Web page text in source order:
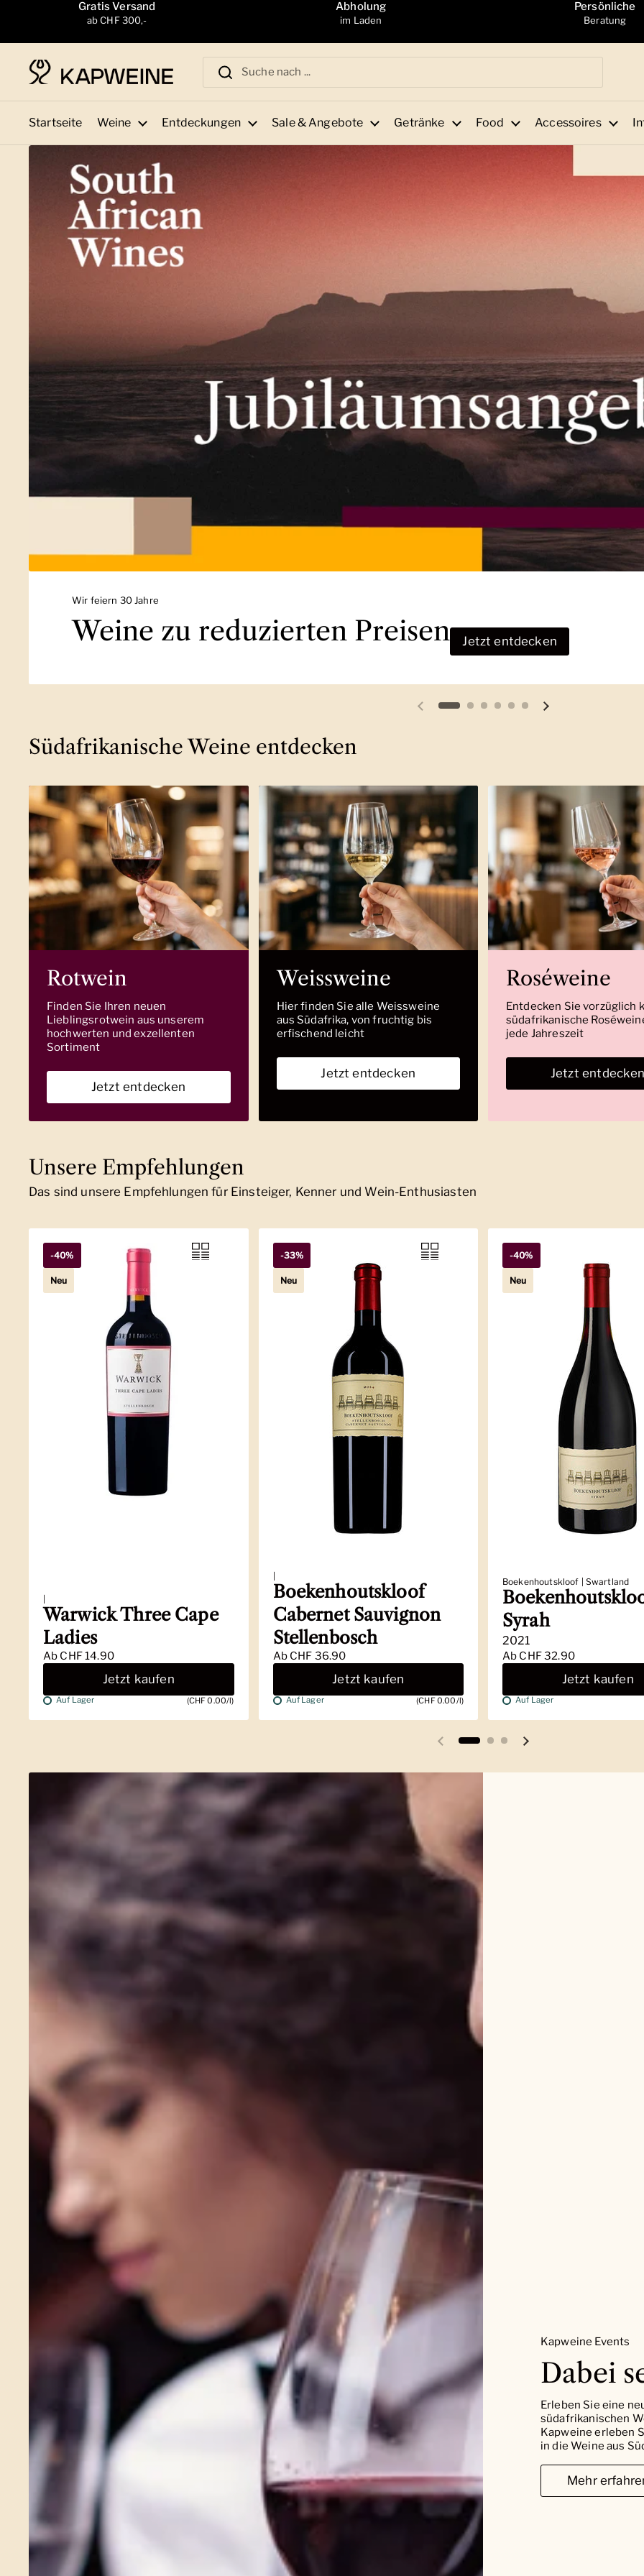
Zum Inhalt springenGratis Versand
ab CHF 300,-
Abholung
im Laden
Persönliche
Beratung
Startseite Weine Entdeckungen Sale & Angebote Getränke Food Accessoires
Wir feiern 30 Jahre
Weine zu reduzierten Preisen Jetzt entdecken
Vorherige Folie Nächste Folie
Südafrikanische Weine entdecken
Rotwein
Finden Sie Ihren neuen
Lieblingsrotwein aus unserem
hochwerten und exzellenten
Sortiment
Jetzt entdecken
Weissweine
Hier finden Sie alle Weissweine
aus Südafrika, von fruchtig bis
erfischend leicht
Jetzt entdecken
Roséweine
Entdecken Sie vorzüglich
südafrikanische
jede Jahreszeit
Jetzt
Unsere Empfehlungen
Das sind unsere Empfehlungen für Einsteiger, Kenner und Wein-Enthusiasten
|
Warwick Three Cape
Ladies
Ab CHF 14.90
Jetzt kaufen
Auf Lager (CHF 0.00/l)
-40%
Neu
|
Boekenhoutskloof
Cabernet Sauvignon
Stellenbosch
Ab CHF 36.90
Jetzt kaufen
Auf Lager (CHF 0.00/l)
-33%
Neu
Boekenhoutskloof | Swartland
Syrah
2021
Ab CHF 32.90
Jetzt kaufen
Auf Lager
-40%
Neu
Vorherige Folie Nächste Folie
Kapweine Events
Dabei
Erleben Sie eine
südafrikanischen
Kapweine erleben
in die Weine aus
Mehr